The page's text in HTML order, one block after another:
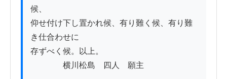
候、
仰せ付け下し置かれ候、有り難く候、有り難
き仕合わせに
存ずべく候。以上。
横川松島　四人　願主